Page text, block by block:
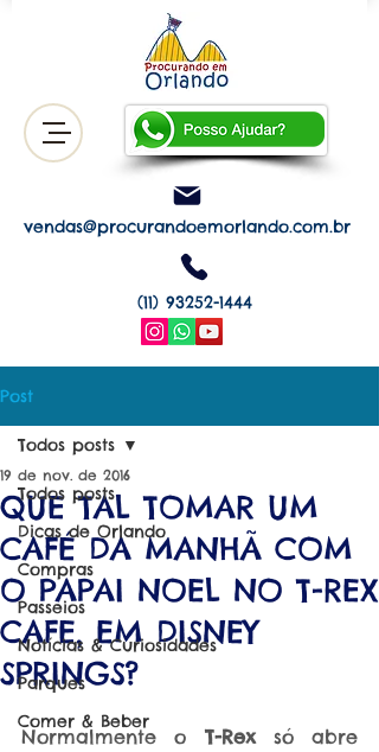
vendas@procurandoemorlando.com.br
(11) 93252-1444
Post
Todos posts
Dicas de Orlando
Compras
Passeios
Notícias & Curiosidades
Parques
Comer & Beber
Todos posts
QUE TAL TOMAR UM
CAFÉ DA MANHÃ COM
O PAPAI NOEL NO T-REX
CAFE, EM DISNEY
SPRINGS?
19 de nov. de 2016
Normalmente o T-Rex só abre